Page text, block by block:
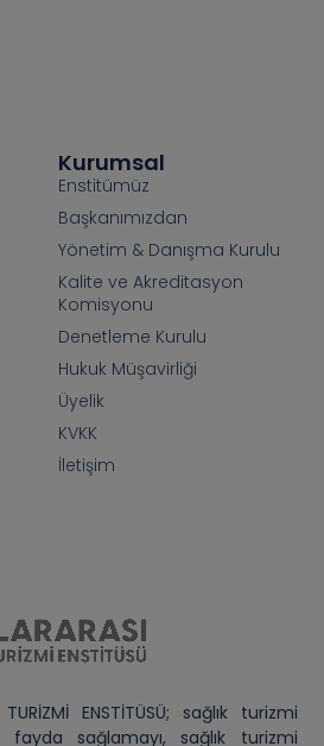
TURİZMİ ENSTİTÜSÜ; sağlık turizmi
fayda sağlamayı, sağlık turizmi
Kurumsal
Enstitümüz
Başkanımızdan
Yönetim & Danışma Kurulu
Kalite ve Akreditasyon
Komisyonu
Denetleme Kurulu
Hukuk Müşavirliği
Üyelik
KVKK
İletişim